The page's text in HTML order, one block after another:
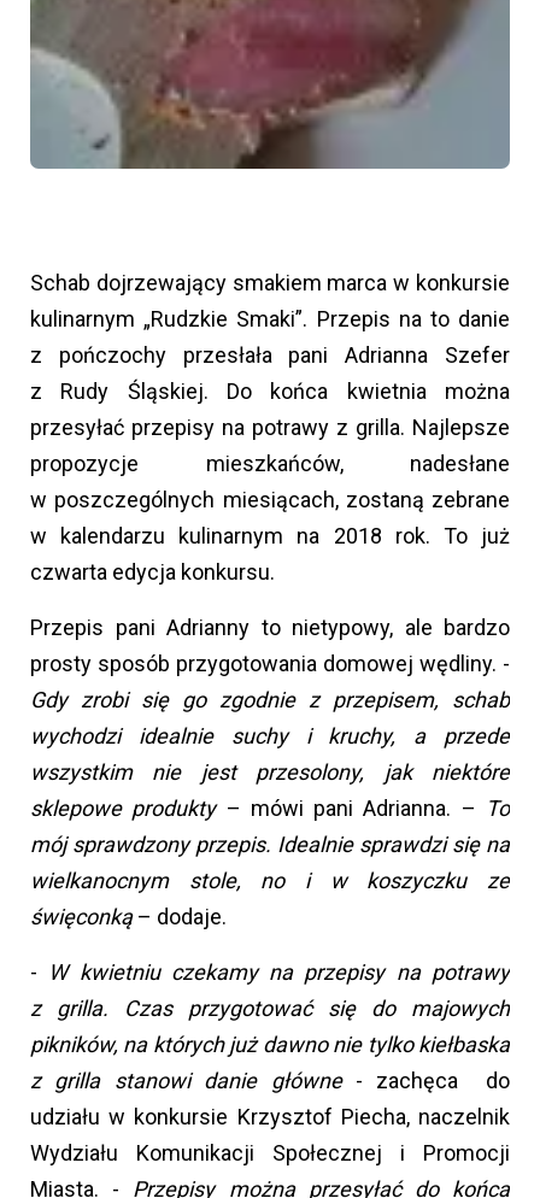
Schab dojrzewający smakiem marca w konkursie
kulinarnym „Rudzkie Smaki”. Przepis na to danie
z pończochy przesłała pani Adrianna Szefer
z Rudy Śląskiej. Do końca kwietnia można
przesyłać przepisy na potrawy z grilla. Najlepsze
propozycje mieszkańców, nadesłane
w poszczególnych miesiącach, zostaną zebrane
w kalendarzu kulinarnym na 2018 rok. To już
czwarta edycja konkursu.
Przepis pani Adrianny to nietypowy, ale bardzo
prosty sposób przygotowania domowej wędliny. -
Gdy zrobi się go zgodnie z przepisem, schab
wychodzi idealnie suchy i kruchy, a przede
wszystkim nie jest przesolony, jak niektóre
sklepowe produkty– mówi pani Adrianna. –
To
mój sprawdzony przepis. Idealnie sprawdzi się na
wielkanocnym stole, no i w koszyczku ze
święconką– dodaje.
-
W kwietniu czekamy na przepisy na potrawy
z grilla. Czas przygotować się do majowych
pikników, na których już dawno nie tylko kiełbaska
z grilla stanowi danie główne- zachęca do
udziału w konkursie Krzysztof Piecha, naczelnik
Wydziału Komunikacji Społecznej i Promocji
Miasta. - Przepisy można przesyłać do końca